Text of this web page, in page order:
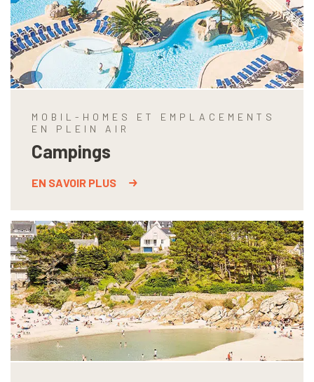
MOBIL-HOMES ET EMPLACEMENTS
EN PLEIN AIR
Campings
EN SAVOIR PLUS